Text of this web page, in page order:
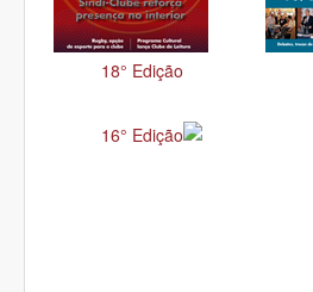
18° Edição
16° Edição